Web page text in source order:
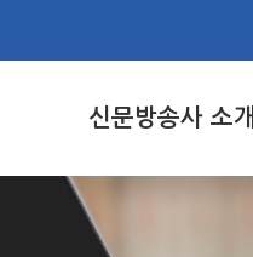
신문방송사 소개
주요업무